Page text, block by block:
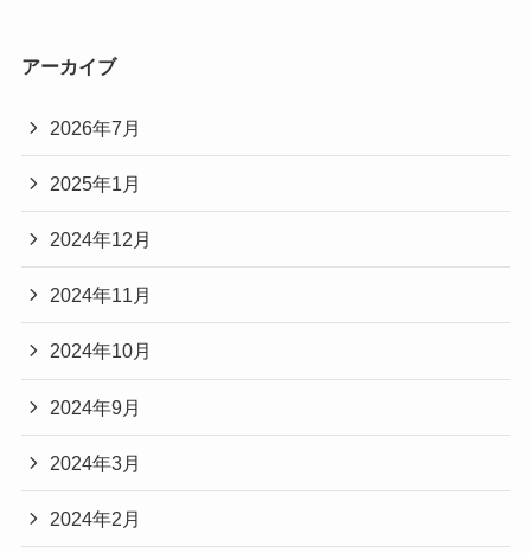
アーカイブ
2026年7月
2025年1月
2024年12月
2024年11月
2024年10月
2024年9月
2024年3月
2024年2月